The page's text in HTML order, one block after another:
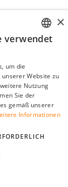
GERMAN
FRENCH
DUTCH
×
verwendet
um die
Website zu
Nutzung
Sie der
gemäß unserer
Informationen